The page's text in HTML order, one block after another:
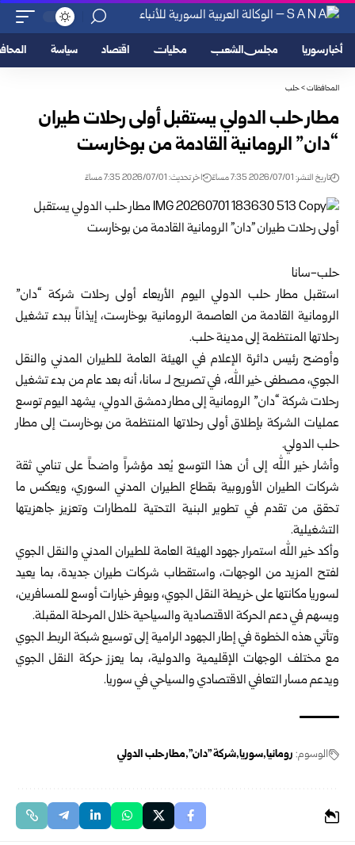
أخبار سوريا مجلس الشعب محليات اقتصاد سياسة
المحافظات>حلب
مطار حلب الدولي يستقبل أولى رحلات طيران
“دان” الرومانية القادمة من بوخارست
تاريخ النشر: 2026/07/01 7:35 مساءً اخر تحديث: 2026/07/01 7:35 مساءً
حلب-سانا
استقبل مطار حلب الدولي اليوم الأربعاء أولى رحلات شركة “دان”
الرومانية القادمة من العاصمة الرومانية بوخارست، إيذاناً ببدء تشغيل
رحلاتها المنتظمة إلى مدينة حلب.
وأوضح رئيس دائرة الإعلام في الهيئة العامة للطيران المدني والنقل
الجوي، مصطفى خير الله، في تصريح لـ سانا، أنه بعد عام من بدء تشغيل
رحلات شركة “دان” الرومانية إلى مطار دمشق الدولي، يشهد اليوم توسع
عمليات الشركة بإطلاق أولى رحلاتها المنتظمة من بوخارست إلى مطار
حلب الدولي.
وأشار خير الله إلى أن هذا التوسع يُعد مؤشراً واضحاً على تنامي ثقة
شركات الطيران الأوروبية بقطاع الطيران المدني السوري، ويعكس ما
تحقق من تقدم في تطوير البنية التحتية للمطارات وتعزيز جاهزيتها
التشغيلية.
وأكد خير الله استمرار جهود الهيئة العامة للطيران المدني والنقل الجوي
لفتح المزيد من الوجهات، واستقطاب شركات طيران جديدة، بما يعيد
لسوريا مكانتها على خريطة النقل الجوي، ويوفر خيارات أوسع للمسافرين،
ويسهم في دعم الحركة الاقتصادية والسياحية خلال المرحلة المقبلة.
وتأتي هذه الخطوة في إطار الجهود الرامية إلى توسيع شبكة الربط الجوي
مع مختلف الوجهات الإقليمية والدولية، بما يعزز حركة النقل الجوي
ويدعم مسار التعافي الاقتصادي والسياحي فيسوريا.
الوسوم: رومانيا سوريا شركة "دان" مطار حلب الدولي